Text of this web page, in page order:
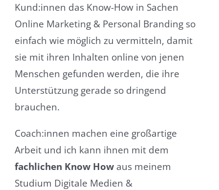
Kund:innen das Know-How in Sachen
Online Marketing & Personal Branding so
einfach wie möglich zu vermitteln, damit
sie mit ihren Inhalten online von jenen
Menschen gefunden werden, die ihre
Unterstützung gerade so dringend
brauchen.
Coach:innen machen eine großartige
Arbeit und ich kann ihnen mit dem
fachlichen Know Howaus meinem
Studium Digitale Medien &